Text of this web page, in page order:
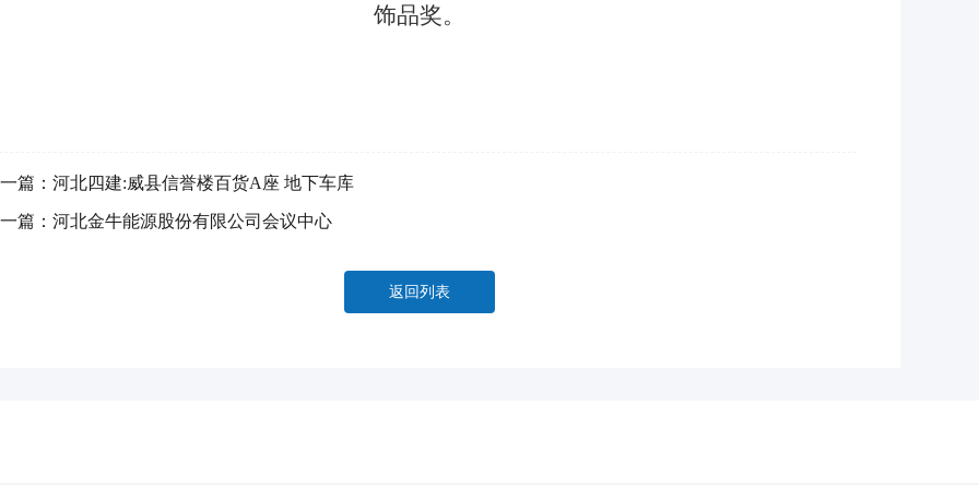
饰品奖。
篇： 河北四建:威县信誉楼百货A座 地下车库
篇： 河北金牛能源股份有限公司会议中心
返回列表